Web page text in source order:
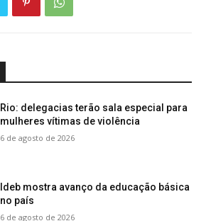
Rio: delegacias terão sala especial para
mulheres vítimas de violência
6 de agosto de 2026
Ideb mostra avanço da educação básica
no país
6 de agosto de 2026